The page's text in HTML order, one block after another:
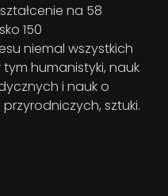
na 58
150
niemal wszystkich
humanistyki, nauk
i nauk o
przyrodniczych, sztuki.